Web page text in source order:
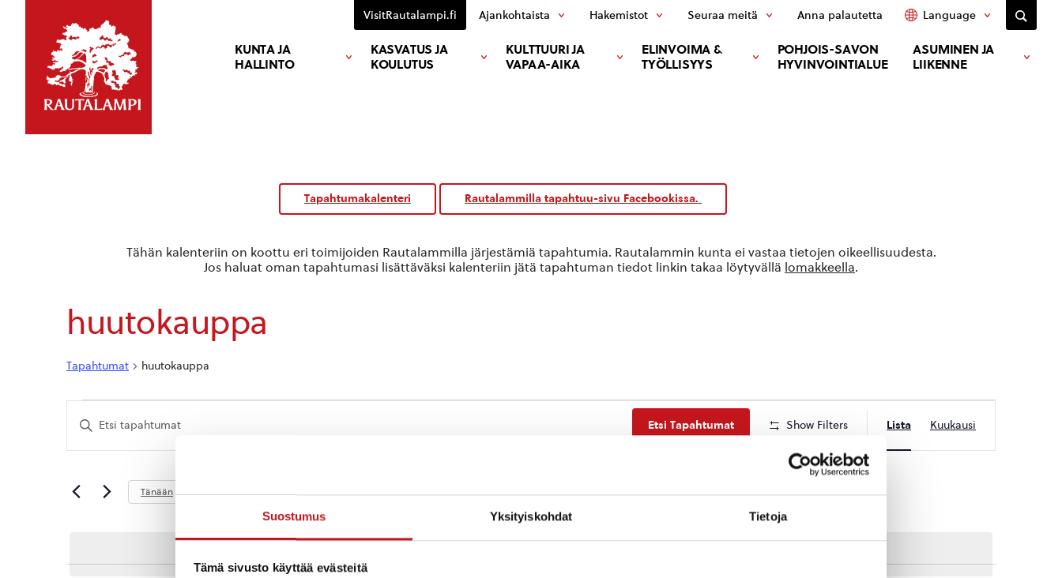
Suostumus Yksityiskohdat Tietoja
Tämä sivusto käyttää evästeitä
KUNTA JA
HALLINTO
KASVATUS JA
KOULUTUS
KULTTUURI JA
VAPAA-AIKA
ELINVOIMA &
TYÖLLISYYS
POHJOIS-SAVON
HYVINVOINTIALUE
ASUMINEN JA
LIIKENNE
VisitRautalampi.fi Ajankohtaista Hakemistot Seuraa meitä Anna palautetta Language
Tapahtumakalenteri Rautalammilla tapahtuu-sivu Facebookissa.
huutokauppa
Tapahtumat huutokauppa
Tapahtumat
Tapahtumat
Etsi
Näkymät
Syötä
hakusana.
Etsi
hakusanalla.
Etsi Tapahtumat Show Filters
Views
Navigation
Lista Kuukausi
Tänään Tuleva
Tähän kalenteriin on koottu eri toimijoiden Rautalammilla järjestämiä tapahtumia. Rautalammin kunta ei vastaa tietojen oikeellisuudesta.
Jos haluat oman tapahtumasi lisättäväksi kalenteriin jätä tapahtuman tiedot linkin takaa löytyvällä lomakkeella.